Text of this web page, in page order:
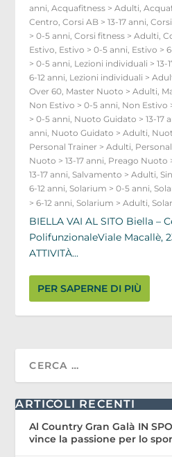
anni ,Acquafitness > Adulti ,
Centro ,Corsi AB > 13-17 anni ,
> 0-5 anni ,Corsi fitness > Adulti ,
Estivo Estivo > 0-5 anni Estivo >
> 0-5 anni Lezioni individuali > 13-
6-12 anni Lezioni individuali >
Over 60 Master Nuoto > Adulti
Non Estivo > 0-5 anni Non Estivo
> 0-5 anni Nuoto Guidato > 13-17
anni Nuoto Guidato > Adulti
Personal Trainer > Adulti
Nuoto > 13-17 anni Preago Nuoto
13-17 anni ,Salvamento > Adulti ,
6-12 anni ,Solarium > 0-5 anni ,
> 6-12 anni ,Solarium > Adulti ,
BIELLA VAI AL SITO Biella –
PolifunzionaleViale Macallè,
ATTIVITÀ...
PER SAPERNE DI PIÙ
ARTICOLI RECENTI
Al Country Gran Galà IN
vince la passione per lo